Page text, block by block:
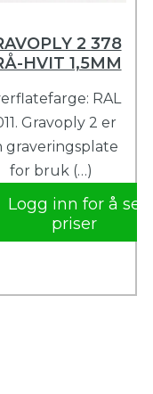
2 378
HVIT 1,5MM
RAL
Gravoply 2 er
graveringsplate
for bruk (…)
Logg inn for å se
priser